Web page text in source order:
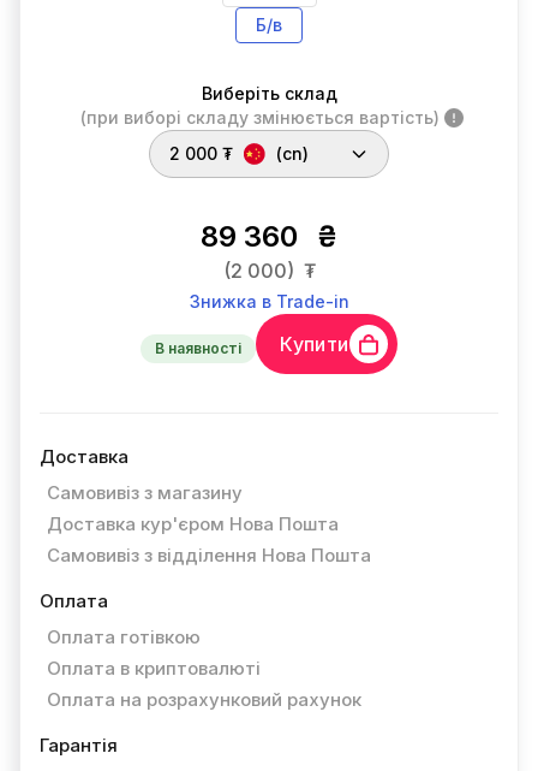
Б/в
Виберіть склад
(при виборі складу змінюється вартість)
2 000 ₮
(cn)
89 360 ₴
(2 000) ₮
Знижка в Trade-in
В наявності Купити
Доставка
Самовивіз з магазину
Доставка кур'єром Нова Пошта
Самовивіз з відділення Нова Пошта
Оплата
Оплата готівкою
Оплата в криптовалюті
Оплата на розрахунковий рахунок
Гарантія